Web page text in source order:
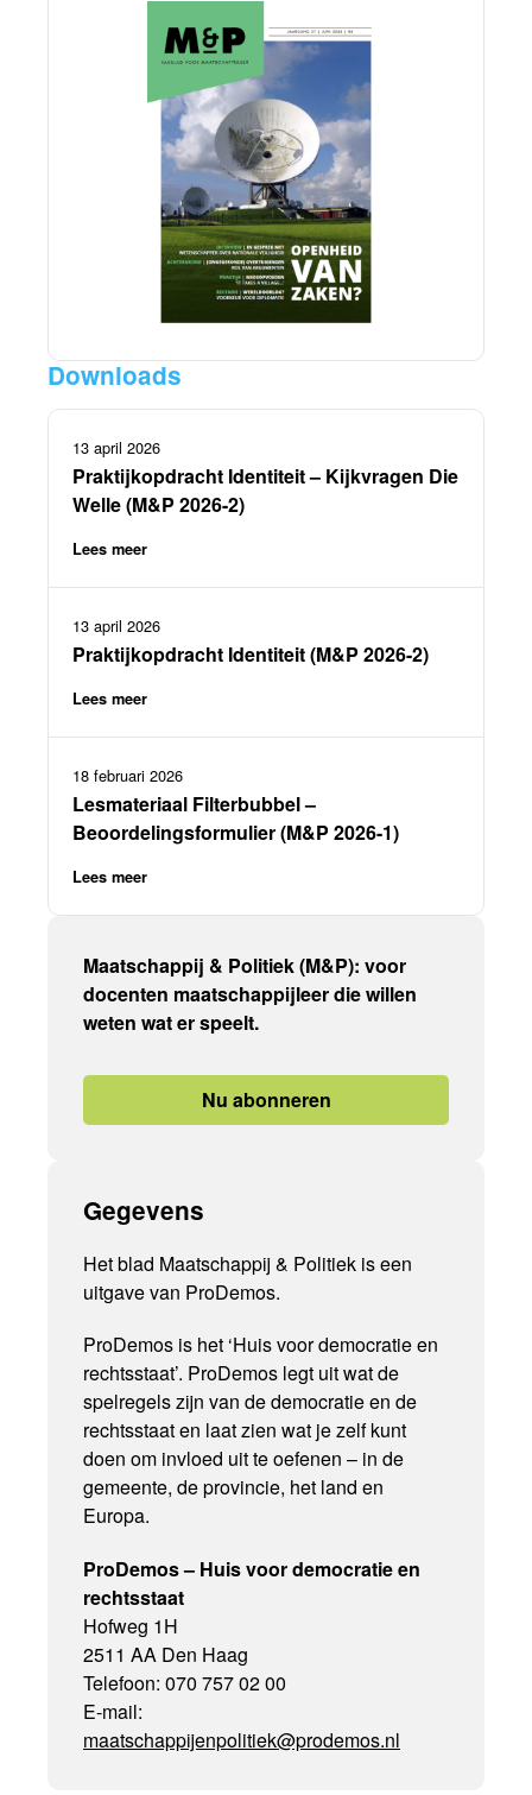
Downloads
13 april 2026
Praktijkopdracht Identiteit – Kijkvragen Die
Welle (M&P 2026-2)
Lees meer
13 april 2026
Praktijkopdracht Identiteit (M&P 2026-2)
Lees meer
18 februari 2026
Lesmateriaal Filterbubbel –
Beoordelingsformulier (M&P 2026-1)
Lees meer
Maatschappij & Politiek (M&P): voor
docenten maatschappijleer die willen
weten wat er speelt.
Nu abonneren
Gegevens
Het blad Maatschappij & Politiek is een
uitgave van ProDemos.
ProDemos is het ‘Huis voor democratie en
rechtsstaat’. ProDemos legt uit wat de
spelregels zijn van de democratie en de
rechtsstaat en laat zien wat je zelf kunt
doen om invloed uit te oefenen – in de
gemeente, de provincie, het land en
Europa.
ProDemos – Huis voor democratie en
rechtsstaat
Hofweg 1H
2511 AA Den Haag
Telefoon: 070 757 02 00
E-mail:
maatschappijenpolitiek@prodemos.nl